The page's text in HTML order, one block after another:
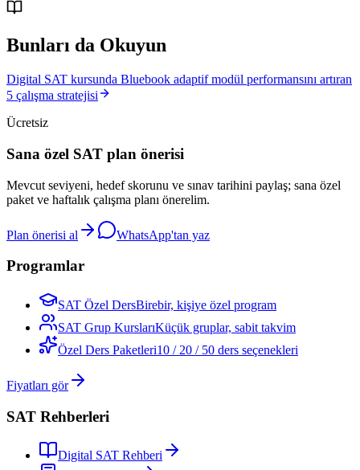
Bunları da Okuyun
Digital SAT kursunda Bluebook adaptif modül performansını artıran
5 çalışma stratejisi
Ücretsiz
Sana özel SAT plan önerisi
Mevcut seviyeni, hedef skorunu ve sınav tarihini paylaş; sana özel
paket ve haftalık çalışma planı önerelim.
Plan önerisi al WhatsApp'tan yaz
Programlar
SAT Özel DersBirebir, kişiye özel program
SAT Grup KurslarıKüçük gruplar, sabit takvim
Özel Ders Paketleri10 / 20 / 50 ders seçenekleri
Fiyatları gör
SAT Rehberleri
Digital SAT Rehberi